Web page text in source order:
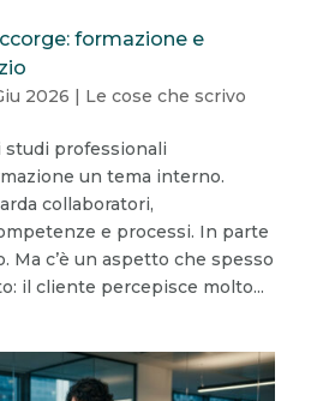
formazione e
2026 | Le cose che scrivo
professionali
un tema interno.
collaboratori,
e processi. In parte
Ma c’è un aspetto che spesso
il cliente percepisce molto...